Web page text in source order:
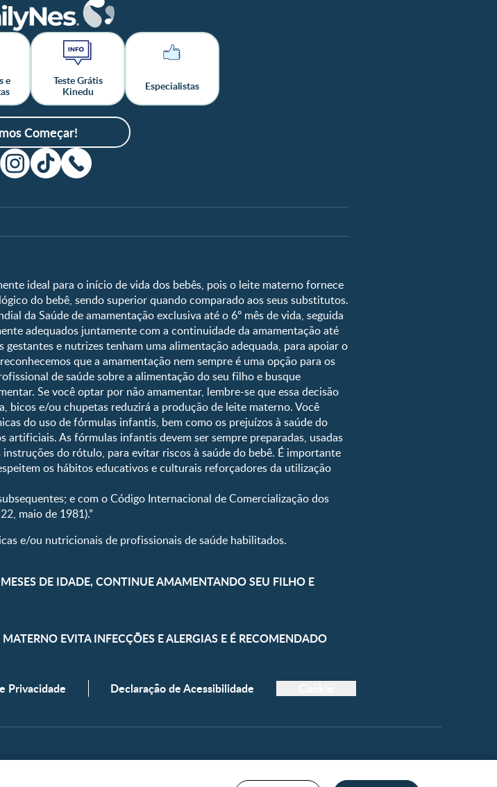
e
Teste Grátis
Kinedu
Especialistas
Começar!
Shopping
e Saúde
Ferramentas
Que dia meu bebê vai nascer?
Guia de Nomes para Bebê
Calendário de semanas de gravidez
Calculadora de cor dos olhos
Curva de crescimento do bebê
Planeta dos Pais
Receitas
ideal para o início de vida dos bebês, pois o leite materno fornece
do bebê, sendo superior quando comparado aos seus substitutos.
da Saúde de amamentação exclusiva até o 6º mês de vida, seguida
adequados juntamente com a continuidade da amamentação até
e nutrizes tenham uma alimentação adequada, para apoiar o
que a amamentação nem sempre é uma opção para os
de saúde sobre a alimentação do seu filho e busque
Se você optar por não amamentar, lembre-se que essa decisão
bicos e/ou chupetas reduzirá a produção de leite materno. Você
do uso de fórmulas infantis, bem como os prejuízos à saúde do
As fórmulas infantis devem ser sempre preparadas, usadas
do rótulo, para evitar riscos à saúde do bebê. É importante
os hábitos educativos e culturais reforçadores da utilização
e com o Código Internacional de Comercialização dos
maio de 1981).”
e/ou nutricionais de profissionais de saúde habilitados.
DE IDADE, CONTINUE AMAMENTANDO SEU FILHO E
EVITA INFECÇÕES E ALERGIAS E É RECOMENDADO
Privacidade Declaração de Acessibilidade
Voltar ao topo